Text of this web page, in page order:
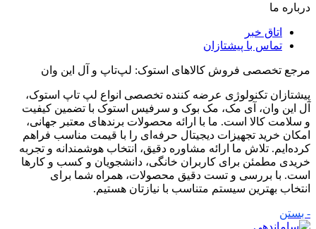
درباره ما
اتاق خبر
تماس با پیشتازان
مرجع تخصصی فروش کالاهای استوک: لپ‌تاپ و آل این وان
پیشتازان تکنولوژی عرضه کننده تخصصی انواع لپ تاپ استوک،
آل این وان، آی مک، مک بوک و سرفیس استوک با تضمین کیفیت
و سلامت کالا است. ما با ارائه محصولات برندهای معتبر جهانی،
امکان خرید تجهیزات دیجیتال حرفه‌ای را با قیمت مناسب فراهم
کرده‌ایم. تلاش ما ارائه مشاوره دقیق، انتخاب هوشمندانه و تجربه
خریدی مطمئن برای کاربران خانگی، دانشجویان و کسب و کارها
است. با بررسی و تست دقیق محصولات، همراه شما برای
انتخاب بهترین سیستم متناسب با نیازتان هستیم.
- بستن